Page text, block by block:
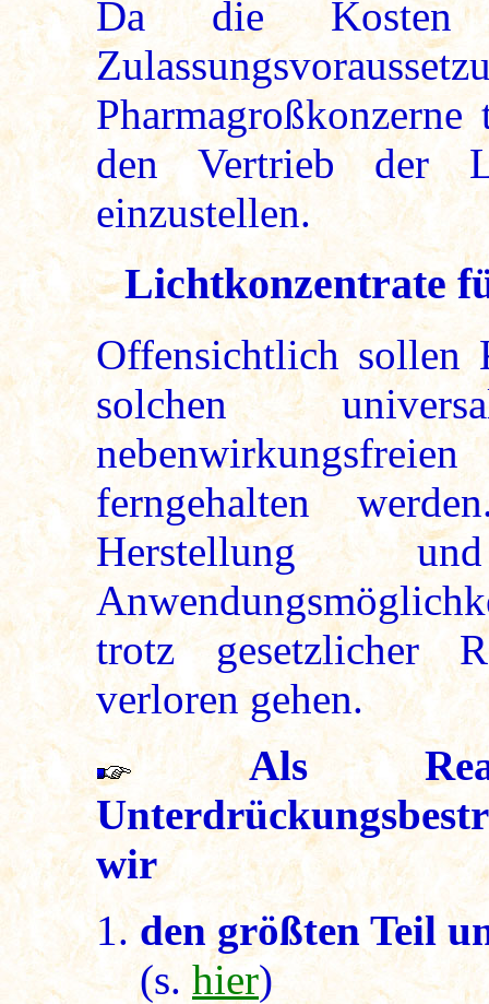
Da die Kosten
den Vertrieb der
einzustellen.
Lichtkonzentrate
Offensichtlich sollen
solchen
ferngehalten
Herstellung
trotz gesetzlicher
verloren gehen.
Als
wir
den größten Teil
(s. hier)